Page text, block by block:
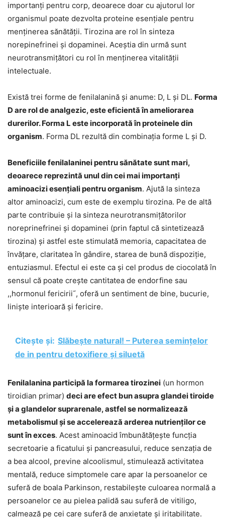
importanți pentru corp, deoarece doar cu ajutorul lor
organismul poate dezvolta proteine esențiale pentru
menținerea sănătății. Tirozina are rol în sinteza
norepinefrinei și dopaminei. Aceștia din urmă sunt
neurotransmițători cu rol în menținerea vitalității
intelectuale.
Există trei forme de fenilalanină și anume: D, L și DL. Forma
D are rol de analgezic, este eficientă în ameliorarea
durerilor. Forma L este incorporată în proteinele din
organism. Forma DL rezultă din combinația forme L și D.
Beneficiile fenilalaninei pentru sănătate sunt mari,
deoarece reprezintă unul din cei mai importanți
aminoacizi esențiali pentru organism. Ajută la sinteza
altor aminoacizi, cum este de exemplu tirozina. Pe de altă
parte contribuie și la sinteza neurotransmițătorilor
noreprinefrinei și dopaminei (prin faptul că sintetizează
tirozina) și astfel este stimulată memoria, capacitatea de
învățare, claritatea în gândire, starea de bună dispoziție,
entuziasmul. Efectul ei este ca și cel produs de ciocolată în
sensul că poate crește cantitatea de endorfine sau
,,hormonul fericirii˝, oferă un sentiment de bine, bucurie,
liniște interioară și fericire.
Citește și: Slăbește natural! – Puterea semințelor
de in pentru detoxifiere și siluetă
Fenilalanina participă la formarea tirozinei (un hormon
tiroidian primar) deci are efect bun asupra glandei tiroide
și a glandelor suprarenale, astfel se normalizează
metabolismul și se accelerează arderea nutrienților ce
sunt în exces. Acest aminoacid îmbunătățește funcția
secretoarie a ficatului și pancreasului, reduce senzația de
a bea alcool, previne alcoolismul, stimulează activitatea
mentală, reduce simptomele care apar la persoanelor ce
suferă de boala Parkinson, restabilește culoarea normală a
persoanelor ce au pielea palidă sau suferă de vitiligo,
calmează pe cei care suferă de anxietate și iritabilitate.